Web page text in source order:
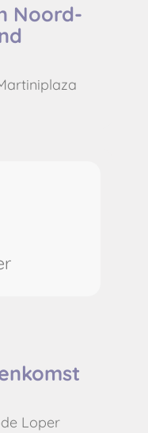
Noord-
Loper